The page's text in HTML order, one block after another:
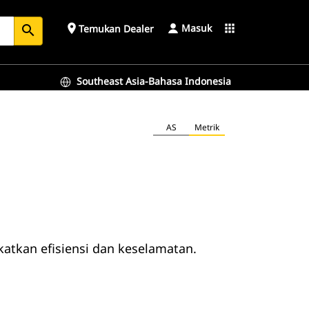
search place Temukan Dealer Masuk apps
Southeast Asia-Bahasa Indonesia
AS Metrik
efisiensi dan keselamatan.